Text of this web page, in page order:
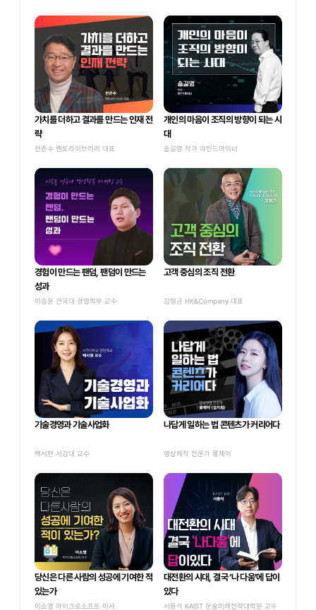
가치를 더하고 결과를 만드는 인재 전
략
전준수 멘토라이브러리 대표
개인의 마음이 조직의 방향이 되는 시
대
송길영 작가 마인드마이너
경험이 만드는 팬덤, 팬덤이 만드는
성과
이승윤 건국대 경영학부 교수
고객 중심의 조직 전환
강형근 HK&Company 대표
기술경영과 기술사업화
백서현 서강대 교수
나답게 일하는 법 콘텐츠가 커리어다
영상제작 전문가 롱제이
당신은 다른 사람의 성공에 기여한 적
있는가
이소영 마이크로소프트 이사
대전환의 시대, 결국 ‘나 다움’에 답이
있다
서용석 KAIST 문술미래전략대학원 교수